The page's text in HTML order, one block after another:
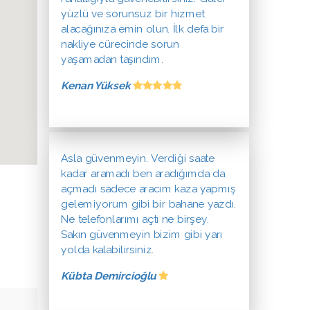
yüzlü ve sorunsuz bir hizmet
alacağınıza emin olun. İlk defa bir
nakliye cürecinde sorun
yaşamadan taşındım.
Kenan Yüksek
Asla güvenmeyin. Verdiği saate
kadar aramadı ben aradığımda da
açmadı sadece aracım kaza yapmış
gelemiyorum gibi bir bahane yazdı.
Ne telefonlarımı açtı ne birşey.
Sakın güvenmeyin bizim gibi yarı
yolda kalabilirsiniz.
Kübta Demircioğlu